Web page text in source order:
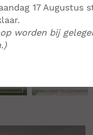
17 Augustus
worden bij